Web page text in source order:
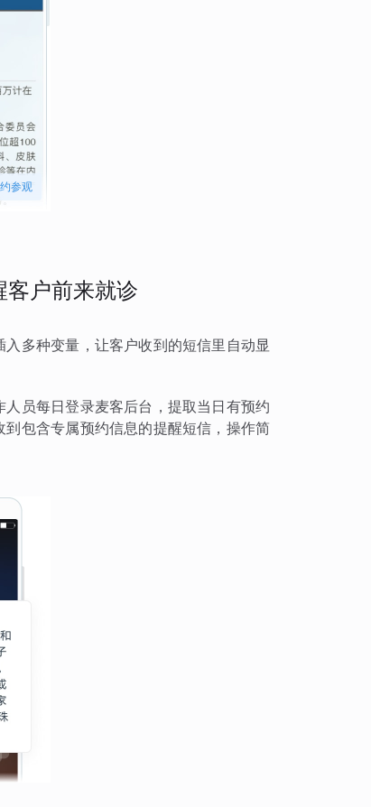
参观
客户前来就诊
多种变量，让客户收到的短信里自动显
员每日登录麦客后台，提取当日有预约
包含专属预约信息的提醒短信，操作简